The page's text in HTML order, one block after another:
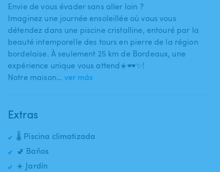
Envie de vous évader sans aller loin ?
Imaginez une journée ensoleillée où vous vous
détendez dans une piscine cristalline​,​ entouré par la
beauté intemporelle des tours en pierre de la région
bordelaise. À seulement 25 km de Bordeaux​,​ une
expérience unique vous attend☀️🕶️✨!
Notre maison… ver más
Extras
🌡️ Piscina climatizada
🚽 Baños
☀️ Jardín